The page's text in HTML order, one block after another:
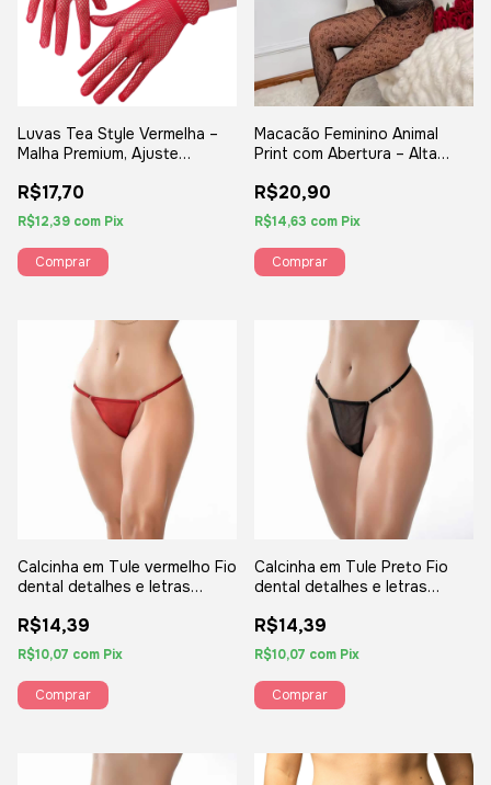
Luvas Tea Style Vermelha –
Malha Premium, Ajuste
R$17,70
R$12,39 com Pix
Macacão Feminino Animal
Print com Abertura – Alta
Impactante
R$20,90
R$14,63 com Pix
Calcinha em Tule vermelho Fio
dental detalhes e letras
YAFFA
R$14,39
R$10,07 com Pix
Calcinha em Tule Preto Fio
dental detalhes e letras
YAFFA
R$14,39
R$10,07 com Pix